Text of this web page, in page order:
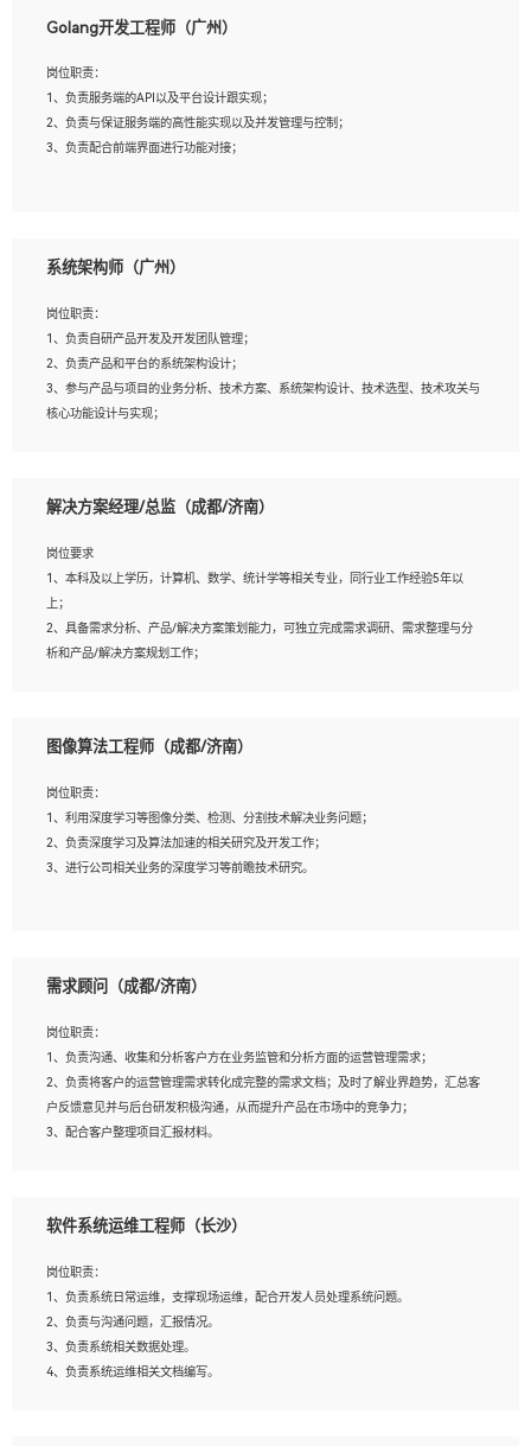
2、熟悉PostgreSQL、redis、MongoDB、ElasticSearch等开源数据库运维管理，拥
3、熟悉Oracle、MySQL、SQLServer中一种或多种优先。
4、熟悉Hadoop、HBASE、Spark等大数据平台优先。
5、熟悉linux或任意一种unix操作系统，如有较强操作系统侧工作经验者优先。
6、具备丰富的项目实施经验，较强的自我学习能力。
Golang开发工程师（广州）
岗位职责：
1、负责服务端的API以及平台设计跟实现；
2、负责与保证服务端的高性能实现以及并发管理与控制；
3、负责配合前端界面进行功能对接；
2、1年以上Golang开发工作经验，能独立完成相应项目开发；
与实现，熟悉常用开源框架及设计模式；
4、熟悉Golang、连接池、消息队列等组件使用、熟悉后端开发、测试、调试流程跟
工具使用；
5、对技术有激情，喜欢钻研，能快速接受和掌握新技术，学习能力和工作责任心
强，良好的沟通表达能力和团队协作能力。
系统架构师（广州）
岗位职责：
1、负责自研产品开发及开发团队管理；
2、负责产品和平台的系统架构设计；
3、参与产品与项目的业务分析、技术方案、系统架构设计、技术选型、技术攻关与
核心功能设计与实现；
岗位要求：
1、全日制统招本科及以上学历，计算机相关专业毕业，5年以上开发工作经验；
2、具有扎实的java编程功底和良好的编码习惯，有分布式、多线程及高并发系统开
发经验和性能调优经验尤佳；熟悉JVM调优；掌握基础中间件、基础架构方案和云
平台、云产品功能特性，熟练使用相关平台的功能和了解其背后实现机制；
研发管理流程建设经验；
常用框架和技术Springboot、Shiro、springcloud等；熟悉Linux常用命令和了解常
用脚本语言，较丰富的线上系统运维经验，复杂问题排查思路清晰。
解决方案经理/总监（成都/济南）
岗位要求
1、本科及以上学历，计算机、数学、统计学等相关专业，同行业工作经验5年以
上；
2、具备需求分析、产品/解决方案策划能力，可独立完成需求调研、需求整理与分
析和产品/解决方案规划工作；
出相关的解决方案，包括视频分析、图像识别、NLP、OCR、机器学习等；
AI算法框架，对人脸识别、目标检测、图像识别、OCR、NLP等AI算法有深刻理
解。具有AI平台级产品/解决方案从业经验者优先。具有大数据技术背景者优先；
6、具备良好的客户意识与沟通能力，善于学习思考、创新与团队协作，认真负责、
执行力与抗压力强。
图像算法工程师（成都/济南）
岗位职责：
1、利用深度学习等图像分类、检测、分割技术解决业务问题；
2、负责深度学习及算法加速的相关研究及开发工作；
3、进行公司相关业务的深度学习等前瞻技术研究。
2、2年以上图像处理开发经验，熟悉python和spark开发；
深度学习系统环境；
4、熟悉OPENCV、HALCON等常用图像处理软件，熟练进行图像处理；
5、熟悉主流的分类算法、聚类算法和关联分析算法原理，能熟练使用神经网络算法
的进行业务建模；
6、对OCR领域有深入的研究，熟悉模型调参，压缩和整型化方法；
需求顾问（成都/济南）
岗位职责：
1、负责沟通、收集和分析客户方在业务监管和分析方面的运营管理需求；
2、负责将客户的运营管理需求转化成完整的需求文档；及时了解业界趋势，汇总客
户反馈意见并与后台研发积极沟通，从而提升产品在市场中的竞争力；
3、配合客户整理项目汇报材料。
1、3年以上运营或解决方案的工作经验。
征，可独立提出完整的优化方案,并推动方案执行达成结果；熟练使用PPT、
WORD、EXCEL等办公软件；
3、深入理解公司各项AI产品和技术信息；具有较强的文档编写能力，能独立撰写
PPT、方案建议书等，面试时需携带个人制作的专业PPT文件进行展示。
软件系统运维工程师（长沙）
岗位职责：
1、负责系统日常运维，支撑现场运维，配合开发人员处理系统问题。
2、负责与沟通问题，汇报情况。
3、负责系统相关数据处理。
4、负责系统运维相关文档编写。